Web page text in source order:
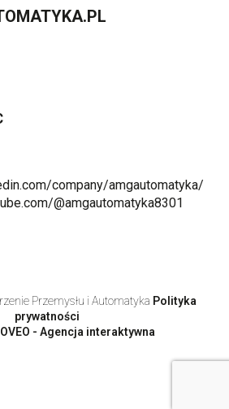
Przemysłu i Automatyka Polityka
prywatności
- Agencja interaktywna